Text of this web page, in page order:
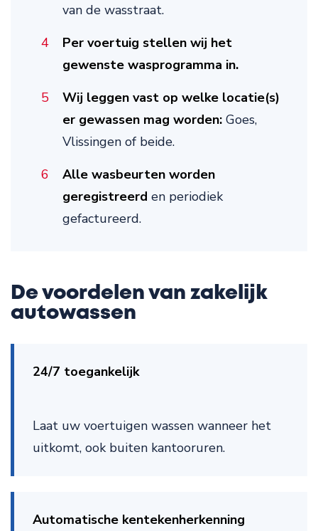
van de wasstraat.
Per voertuig stellen wij het
gewenste wasprogramma in.
Wij leggen vast op welke locatie(s)
er gewassen mag worden: Goes,
Vlissingen of beide.
Alle wasbeurten worden
geregistreerd en periodiek
gefactureerd.
De voordelen van zakelijk
autowassen
24/7 toegankelijk
Laat uw voertuigen wassen wanneer het
uitkomt, ook buiten kantooruren.
Automatische kentekenherkenning